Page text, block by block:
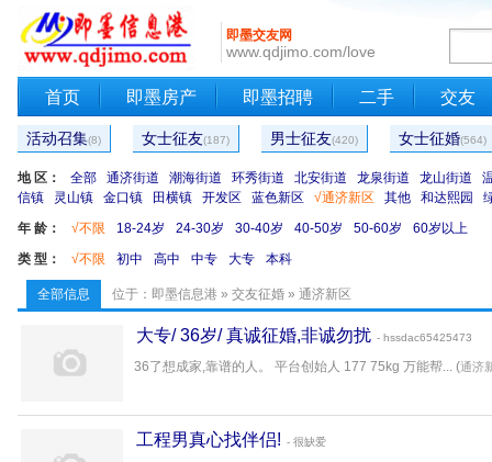
即墨交友网
www.qdjimo.com/love
首页 即墨房产 即墨招聘 二手 交友
活动召集(8) 女士征友(187) 男士征友(420) 女士征婚(564)
地 区： 全部 通济街道 潮海街道 环秀街道 北安街道 龙泉街道 龙山街道
信镇
灵山镇 金口镇 田横镇 开发区 蓝色新区 √通济新区 其他 和达熙园
年 龄：
√不限 18-24岁 24-30岁 30-40岁 40-50岁 50-60岁
60岁以上
类 型：
√不限 初中 高中 中专 大专 本科
全部信息 位于： 即墨信息港 » 交友征婚 » 通济新区
大专/ 36岁/ 真诚征婚,非诚勿扰 - hssdac65425473
36了想成家,靠谱的人。 平台创始人 177 75kg 万能帮... (通济
工程男真心找伴侣! - 很缺爱